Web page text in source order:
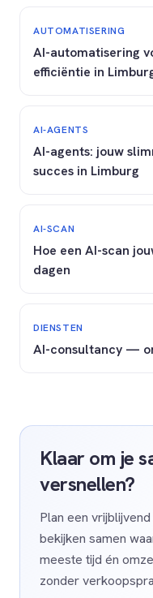
AUTOMATISERING
AI-automatisering
efficiëntie in
AI-AGENTS
AI-agents: jouw
succes in Limburg
AI-SCAN
Hoe een AI-scan
dagen
DIENSTEN
AI-consultancy —
Klaar om je
versnellen?
Plan een
bekijken samen
meeste tijd én
zonder